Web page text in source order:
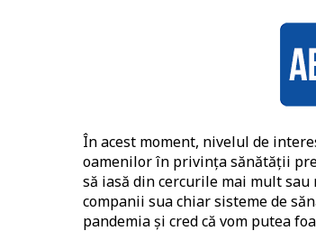
În acest moment, nivelul de
oamenilor în privința sănătății
să iasă din cercurile mai mult
companii sua chiar sisteme de
pandemia și cred că vom putea